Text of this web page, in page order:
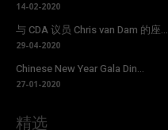
14-02-2020
与 CDA 议员 Chris van Dam 的座...
29-04-2020
Chinese New Year Gala Din...
27-01-2020
精选